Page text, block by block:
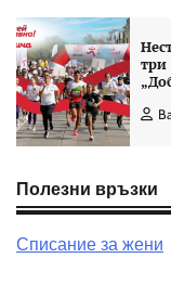
три
Полезни връзки
Списание за жени